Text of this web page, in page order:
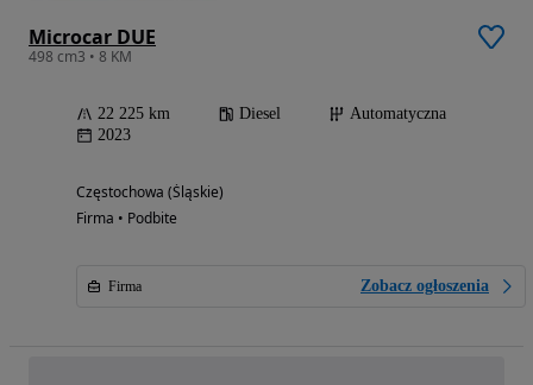
Microcar DUE
498 cm3 • 8 KM
22 225 km Diesel
Automatyczna
2023
Częstochowa (Śląskie)
Firma • Podbite
Firma Zobacz ogłoszenia